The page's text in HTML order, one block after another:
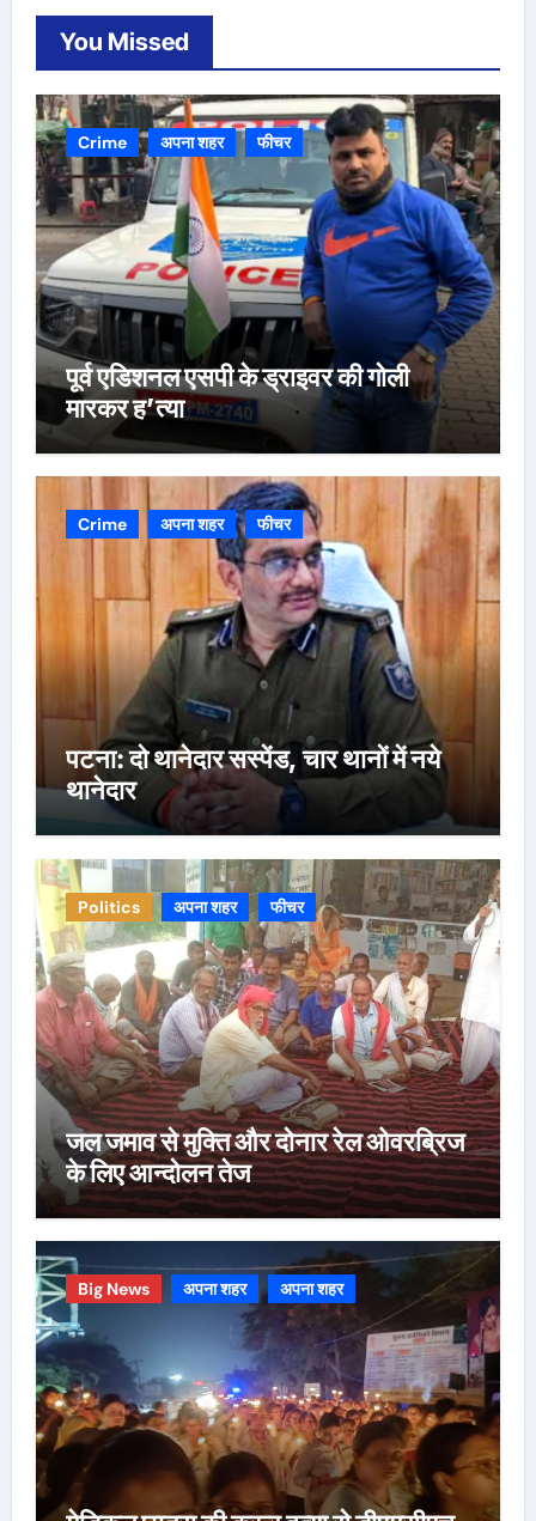
You Missed
Crime अपना शहर फीचर
पूर्व एडिशनल एसपी के ड्राइवर की गोली
मारकर ह’त्या
Crime अपना शहर फीचर
पटना: दो थानेदार सस्पेंड, चार थानों में नये
थानेदार
Politics अपना शहर फीचर
जल जमाव से मुक्ति और दोनार रेल ओवरब्रिज
के लिए आन्दोलन तेज
Big News अपना शहर अपना शहर